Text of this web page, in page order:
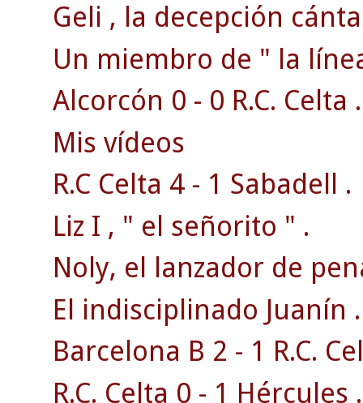
Geli , la decepción
Un miembro de " la
Alcorcón 0 - 0 R.C. Celta .
Mis vídeos
R.C Celta 4 - 1 Sabadell .
Liz I , " el señorito " .
Noly, el lanzador de
El indisciplinado Juanín .
Barcelona B 2 - 1 R.C.
R.C. Celta 0 - 1 Hércules .